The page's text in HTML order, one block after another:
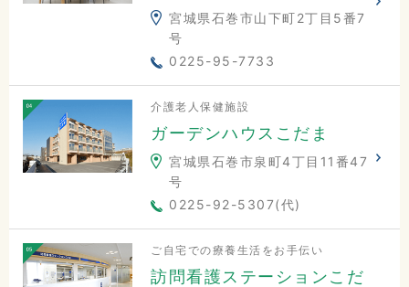
宮城県石巻市山下町2丁目5番7
号
0225-95-7733
介護老人保健施設
ガーデンハウスこだま
宮城県石巻市泉町4丁目11番47
号
0225-92-5307(代)
ご自宅での療養生活をお手伝い
訪問看護ステーションこだ